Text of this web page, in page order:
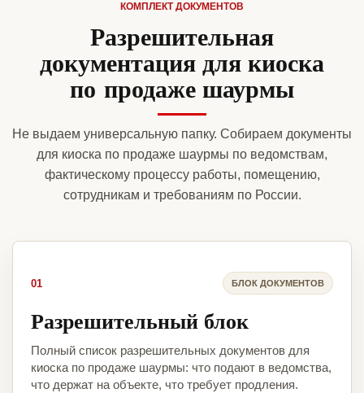
КОМПЛЕКТ ДОКУМЕНТОВ
Разрешительная
документация для киоска
по продаже шаурмы
Не выдаем универсальную папку. Собираем документы
для киоска по продаже шаурмы по ведомствам,
фактическому процессу работы, помещению,
сотрудникам и требованиям по России.
01 БЛОК ДОКУМЕНТОВ
Разрешительный блок
Полный список разрешительных документов для
киоска по продаже шаурмы: что подают в ведомства,
что держат на объекте, что требует продления.